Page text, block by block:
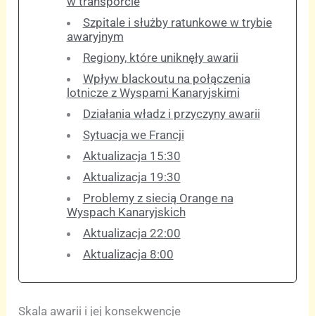
Szpitale i służby ratunkowe w trybie
awaryjnym
Regiony, które uniknęły awarii
Wpływ blackoutu na połączenia
lotnicze z Wyspami Kanaryjskimi
Działania władz i przyczyny awarii
Sytuacja we Francji
Aktualizacja 15:30
Aktualizacja 19:30
Problemy z siecią Orange na
Wyspach Kanaryjskich
Aktualizacja 22:00
Aktualizacja 8:00
Skala awarii i jej konsekwencje